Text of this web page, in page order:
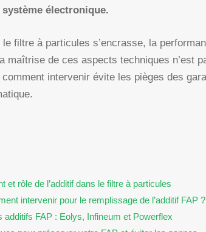
électronique.
filtre à particules s’encrasse, la
maîtrise de ces aspects techniques n’est
comment intervenir évite les pièges des
et rôle de l’additif dans le filtre à particules
intervenir pour le remplissage de l’additif FAP ?
additifs FAP : Eolys, Infineum et Powerflex